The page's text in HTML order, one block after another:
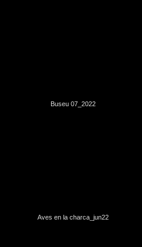
Buseu 07_2022
Aves en la charca_jun22